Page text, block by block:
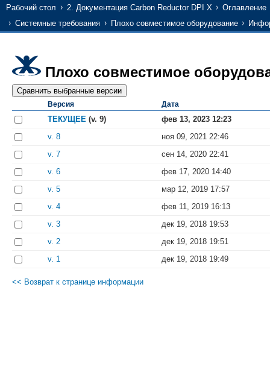
Рабочий стол 2. Документация Carbon Reductor DPI X
Оглавление
Системные требования
Плохо совместимое оборудование
Плохо совместимое
Версия Дата
ТЕКУЩЕЕ (v. 9)
фев 13, 2023 12:23
v. 8
ноя 09, 2021 22:46
v. 7
сен 14, 2020 22:41
v. 6
фев 17, 2020 14:40
v. 5
мар 12, 2019 17:57
v. 4
фев 11, 2019 16:13
v. 3
дек 19, 2018 19:53
v. 2
дек 19, 2018 19:51
v. 1
дек 19, 2018 19:49
<< Возврат к странице информации